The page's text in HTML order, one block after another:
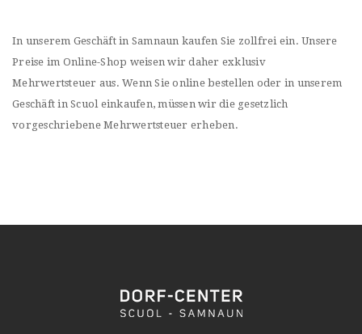
In unserem Geschäft in Samnaun kaufen Sie zollfrei ein. Unsere
Preise im Online-Shop weisen wir daher exklusiv
Mehrwertsteuer aus. Wenn Sie online bestellen oder in unserem
Geschäft in Scuol einkaufen, müssen wir die gesetzlich
vorgeschriebene Mehrwertsteuer erheben.